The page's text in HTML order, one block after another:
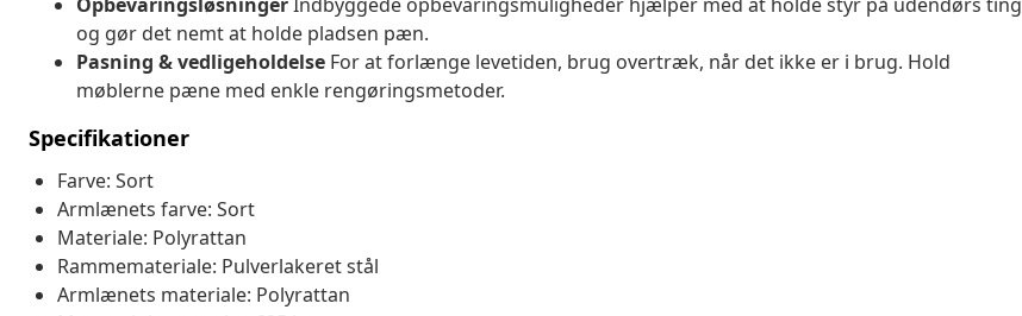
og gør det nemt at holde pladsen pæn.
Pasning & vedligeholdelse For at forlænge levetiden, brug overtræk, når det ikke er i brug. Hold
møblerne pæne med enkle rengøringsmetoder.
Specifikationer
Farve: Sort
Armlænets farve: Sort
Materiale: Polyrattan
Rammemateriale: Pulverlakeret stål
Armlænets materiale: Polyrattan